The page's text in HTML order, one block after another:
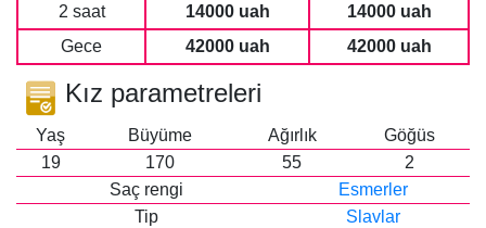
2 saat
14000 uah
14000 uah
Gece
42000 uah 42000 uah
Kız parametreleri
Yaş Büyüme Ağırlık
Göğüs
19
170 55
2
Saç rengi
Esmerler
Tip
Slavlar